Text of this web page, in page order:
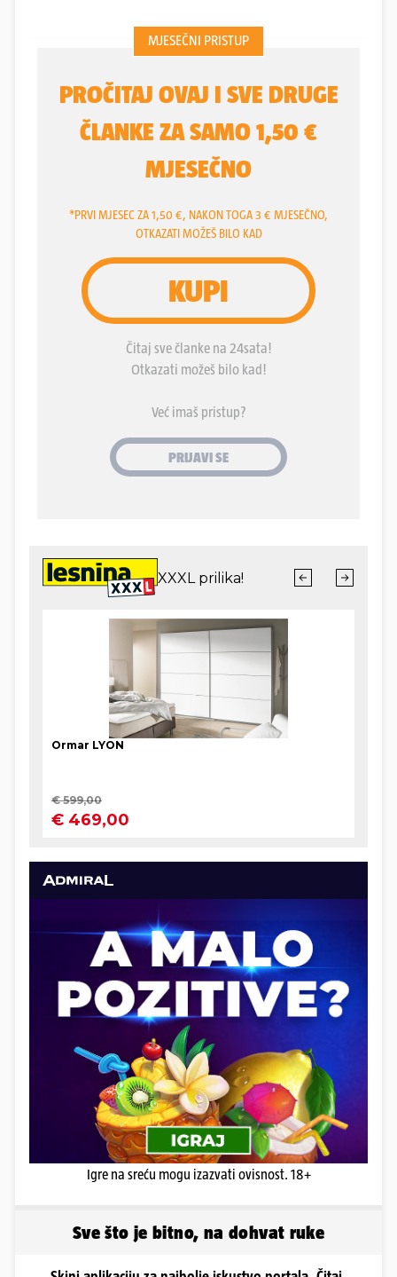
SDP-ove vlade, kad su se pisala generalska pisma,
skupljali kesteni oko kuće optuženih generala,
bunu protiv vlade, na javnoj sceni afirmirala se
plejada raznorodnih manekena ove desničarske i
klerikalne revolucije: Mirko Čondić, Davor Domazet
Lošo, Ante Gotovina i mnogi drugi, a među njima
Igre na sreću mogu izazvati ovisnost. 18+
Sve što je bitno, na dohvat ruke